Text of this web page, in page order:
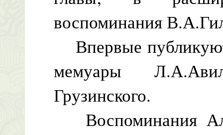
воспоминания
Впервые
мемуары
Грузинского.
Воспоминания